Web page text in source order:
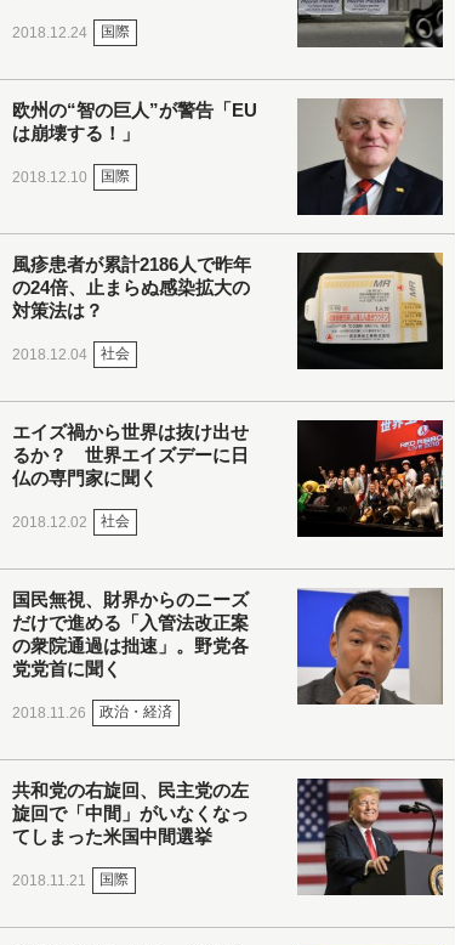
2018.12.24 国際
欧州の“智の巨人”が警告「EU
は崩壊する！」
2018.12.10 国際
風疹患者が累計2186人で昨年
の24倍、止まらぬ感染拡大の
対策法は？
2018.12.04 社会
エイズ禍から世界は抜け出せ
るか？ 世界エイズデーに日
仏の専門家に聞く
2018.12.02 社会
国民無視、財界からのニーズ
だけで進める「入管法改正案
の衆院通過は拙速」。野党各
党党首に聞く
2018.11.26 政治・経済
共和党の右旋回、民主党の左
旋回で「中間」がいなくなっ
てしまった米国中間選挙
2018.11.21 国際